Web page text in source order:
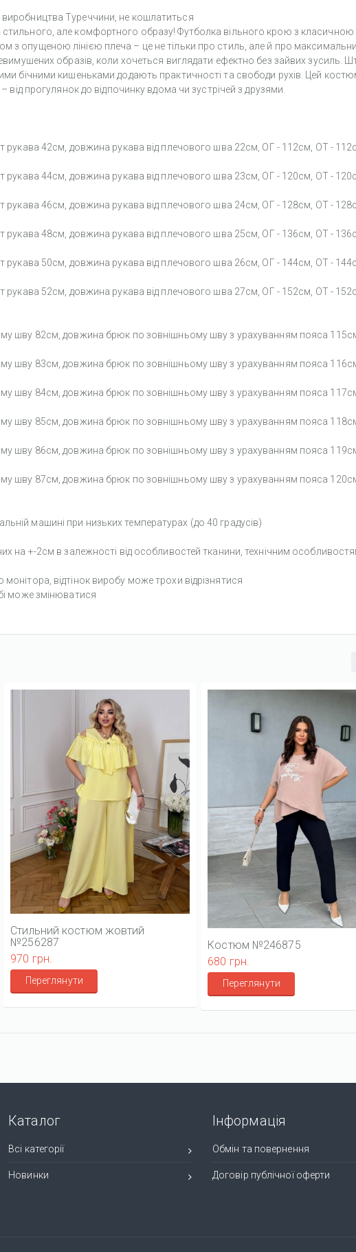
Туреччини, не кошлатиться
але комфортного образу! Футболка вільного крою з класичною
з опущеною лінією плеча – це не тільки про стиль, але й про
образів, коли хочеться виглядати ефектно без зайвих зусиль.
бічними кишеньками додають практичності та свободи рухів. Цей
від прогулянок до відпочинку вдома чи зустрічей з друзями.
рукава 42см, довжина рукава від плечового шва 22см, ОГ - 112см, ОТ -
рукава 44см, довжина рукава від плечового шва 23см, ОГ - 120см, ОТ -
рукава 46см, довжина рукава від плечового шва 24см, ОГ - 128см, ОТ -
рукава 48см, довжина рукава від плечового шва 25см, ОГ - 136см, ОТ -
рукава 50см, довжина рукава від плечового шва 26см, ОГ - 144см, ОТ -
рукава 52см, довжина рукава від плечового шва 27см, ОГ - 152см, ОТ -
шву 82см, довжина брюк по зовнішньому шву з урахуванням пояса
шву 83см, довжина брюк по зовнішньому шву з урахуванням пояса
шву 84см, довжина брюк по зовнішньому шву з урахуванням пояса
шву 85см, довжина брюк по зовнішньому шву з урахуванням пояса
шву 86см, довжина брюк по зовнішньому шву з урахуванням пояса
шву 87см, довжина брюк по зовнішньому шву з урахуванням пояса
машині при низьких температурах (до 40 градусів)
на +-2см в залежності від особливостей тканини, технічним
відтінок виробу може трохи відрізнятися
може змінюватися
Стильний костюм жовтий
№256287
970 грн.
Переглянути
Костюм №246875
680 грн.
Переглянути
Каталог
Всі категорії
Новинки
Інформація
Обмін та повернення
Договір публічної оферти